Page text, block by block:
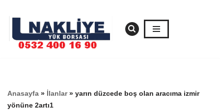
geç
Anasayfa » İlanlar» yarın düzcede boş olan aracıma izmir
yönüne 2artı1